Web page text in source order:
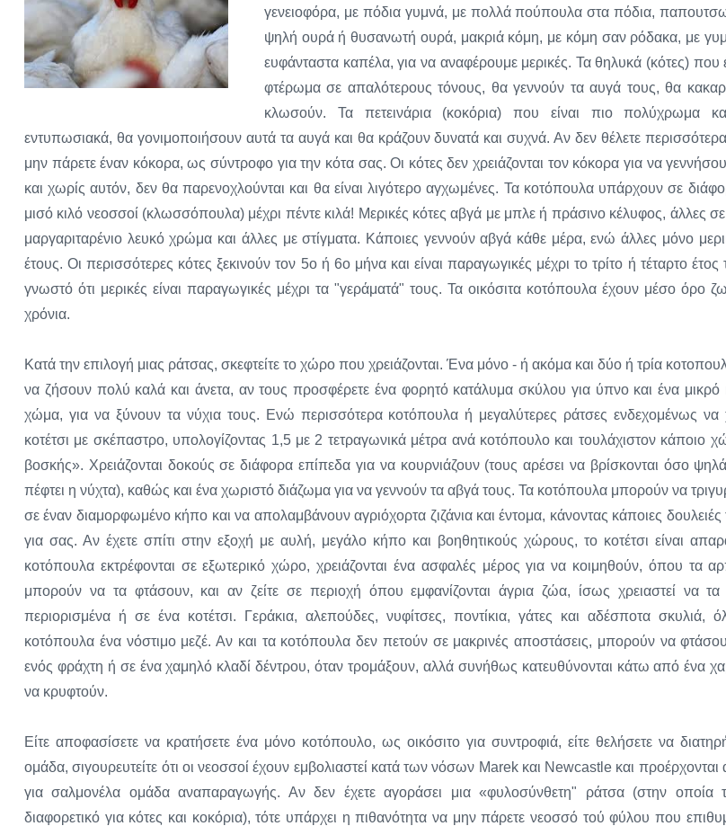
γενειοφόρα, με πόδια γυμνά, με πολλά πούπουλα στα πόδια,
ψηλή ουρά ή θυσανωτή ουρά, μακριά κόμη, με κόμη σαν ρόδακα, με
ευφάνταστα καπέλα, για να αναφέρουμε μερικές. Τα θηλυκά (κότες)
φτέρωμα σε απαλότερους τόνους, θα γεννούν τα αυγά τους, θα
κλωσούν. Τα πετεινάρια (κοκόρια) που είναι πιο πολύχρωμα
εντυπωσιακά, θα γονιμοποιήσουν αυτά τα αυγά και θα κράζουν δυνατά και συχνά. Αν δεν θέλετε
μην πάρετε έναν κόκορα, ως σύντροφο για την κότα σας. Οι κότες δεν χρειάζονται τον κόκορα για να
και χωρίς αυτόν, δεν θα παρενοχλούνται και θα είναι λιγότερο αγχωμένες. Τα κοτόπουλα υπάρχουν σε
μισό κιλό νεοσσοί (κλωσσόπουλα) μέχρι πέντε κιλά! Μερικές κότες αβγά με μπλε ή πράσινο κέλυφος, άλλες
μαργαριταρένιο λευκό χρώμα και άλλες με στίγματα. Κάποιες γεννούν αβγά κάθε μέρα, ενώ άλλες μόνο
έτους. Οι περισσότερες κότες ξεκινούν τον 5ο ή 6ο μήνα και είναι παραγωγικές μέχρι το τρίτο ή τέταρτο έτος
γνωστό ότι μερικές είναι παραγωγικές μέχρι τα "γεράματά" τους. Τα οικόσιτα κοτόπουλα έχουν μέσο όρο
χρόνια.
Κατά την επιλογή μιας ράτσας, σκεφτείτε το χώρο που χρειάζονται. Ένα μόνο - ή ακόμα και δύο ή τρία
να ζήσουν πολύ καλά και άνετα, αν τους προσφέρετε ένα φορητό κατάλυμα σκύλου για ύπνο και ένα μικρό
χώμα, για να ξύνουν τα νύχια τους. Ενώ περισσότερα κοτόπουλα ή μεγαλύτερες ράτσες ενδεχομένως να
κοτέτσι με σκέπαστρο, υπολογίζοντας 1,5 με 2 τετραγωνικά μέτρα ανά κοτόπουλο και τουλάχιστον κάποιο
βοσκής». Χρειάζονται δοκούς σε διάφορα επίπεδα για να κουρνιάζουν (τους αρέσει να βρίσκονται όσο
πέφτει η νύχτα), καθώς και ένα χωριστό διάζωμα για να γεννούν τα αβγά τους. Τα κοτόπουλα μπορούν να
σε έναν διαμορφωμένο κήπο και να απολαμβάνουν αγριόχορτα ζιζάνια και έντομα, κάνοντας κάποιες
για σας. Αν έχετε σπίτι στην εξοχή με αυλή, μεγάλο κήπο και βοηθητικούς χώρους, το κοτέτσι είναι
κοτόπουλα εκτρέφονται σε εξωτερικό χώρο, χρειάζονται ένα ασφαλές μέρος για να κοιμηθούν, όπου τα
μπορούν να τα φτάσουν, και αν ζείτε σε περιοχή όπου εμφανίζονται άγρια ζώα, ίσως χρειαστεί να τα
περιορισμένα ή σε ένα κοτέτσι. Γεράκια, αλεπούδες, νυφίτσες, ποντίκια, γάτες και αδέσποτα σκυλιά,
κοτόπουλα ένα νόστιμο μεζέ. Αν και τα κοτόπουλα δεν πετούν σε μακρινές αποστάσεις, μπορούν να
ενός φράχτη ή σε ένα χαμηλό κλαδί δέντρου, όταν τρομάξουν, αλλά συνήθως κατευθύνονται κάτω από ένα
να κρυφτούν.
Είτε αποφασίσετε να κρατήσετε ένα μόνο κοτόπουλο, ως οικόσιτο για συντροφιά, είτε θελήσετε να
ομάδα, σιγουρευτείτε ότι οι νεοσσοί έχουν εμβολιαστεί κατά των νόσων Marek και Newcastle και προέρχονται
για σαλμονέλα ομάδα αναπαραγωγής. Αν δεν έχετε αγοράσει μια «φυλοσύνθετη" ράτσα (στην οποία
διαφορετικό για κότες και κοκόρια), τότε υπάρχει η πιθανότητα να μην πάρετε νεοσσό τού φύλου που